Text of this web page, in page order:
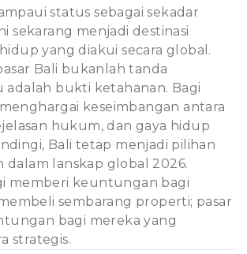
status sebagai sekadar
sekarang menjadi destinasi
yang diakui secara global.
Bali bukanlah tanda
adalah bukti ketahanan. Bagi
keseimbangan antara
hukum, dan gaya hidup
Bali tetap menjadi pilihan
dalam lanskap global 2026.
memberi keuntungan bagi
sembarang properti; pasar
bagi mereka yang
strategis.